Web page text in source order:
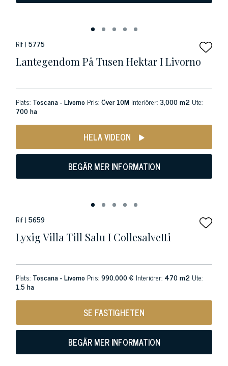
Rif | 5775
Lantegendom På Tusen Hektar I Livorno
Plats: Toscana - Livorno Pris:Över 10M Interiörer:3,000 m2 Ute:
700 ha
HELA VIDEON
BEGÄR MER INFORMATION
Rif | 5659
Lyxig Villa Till Salu I Collesalvetti
Plats: Toscana - Livorno Pris:990.000 € Interiörer: 470 m2 Ute:
1.5 ha
SE FASTIGHETEN
BEGÄR MER INFORMATION